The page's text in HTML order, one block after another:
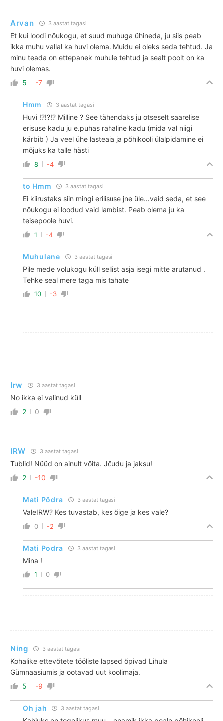
Arvan 3 aastat tagasi
Et kui loodi nõukogu, et suud muhuga ühineda, ju siis peab
ikka muhu vallal ka huvi olema. Muidu ei oleks seda tehtud. Ja
minu teada on ettepanek muhule tehtud ja sealt poolt on ka
huvi olemas.
5
-7
Hmm 3 aastat tagasi
Huvi !?!?!? Milline ? See tähendaks ju otseselt saarelise
erisuse kadu ju e.puhas rahaline kadu (mida val niigi
kärbib ) Ja veel ühe lasteaia ja põhikooli ülalpidamine ei
mõjuks ka talle hästi
8 -4
to Hmm 3 aastat tagasi
Ei kiirustaks siin mingi erilisuse jne üle…vaid seda, et see
nõukogu ei loodud vaid lambist. Peab olema ju ka
teisepoole huvi.
1 -4
Muhulane 3 aastat tagasi
Pile mede volukogu küll sellist asja isegi mitte arutanud .
Tehke seal mere taga mis tahate
10 -3
Irw 3 aastat tagasi
No ikka ei valinud küll
2
0
IRW 3 aastat tagasi
Tublid! Nüüd on ainult võita. Jõudu ja jaksu!
2
-10
Mati Põdra 3 aastat tagasi
ValeIRW? Kes tuvastab, kes õige ja kes vale?
0 -2
Mati Podra 3 aastat tagasi
Mina !
1 0
Ning 3 aastat tagasi
Kohalike ettevõtete tööliste lapsed õpivad Lihula
Gümnaasiumis ja ootavad uut koolimaja.
5
-9
Oh jah 3 aastat tagasi